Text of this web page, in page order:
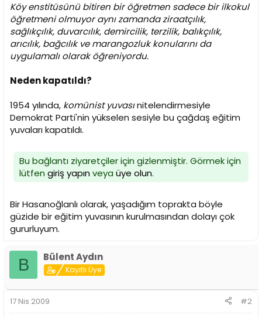
Köy enstitüsünü bitiren bir öğretmen sadece bir ilkokul
öğretmeni olmuyor aynı zamanda ziraatçılık,
sağlıkçılık, duvarcılık, demircilik, terzilik, balıkçılık,
arıcılık, bağcılık ve marangozluk konularını da
uygulamalı olarak öğreniyordu.
Neden kapatıldı?
1954 yılında, komünist yuvasınitelendirmesiyle
Demokrat Parti'nin yükselen sesiyle bu çağdaş eğitim
yuvaları kapatıldı.
Bu bağlantı ziyaretçiler için gizlenmiştir. Görmek için
lütfen giriş yapınveya üye olun.
Bir Hasanoğlanlı olarak, yaşadığım toprakta böyle
güzide bir eğitim yuvasının kurulmasından dolayı çok
gururluyum.
B Bülent Aydın
Kayıtlı Üye
17 Nis 2009 #2